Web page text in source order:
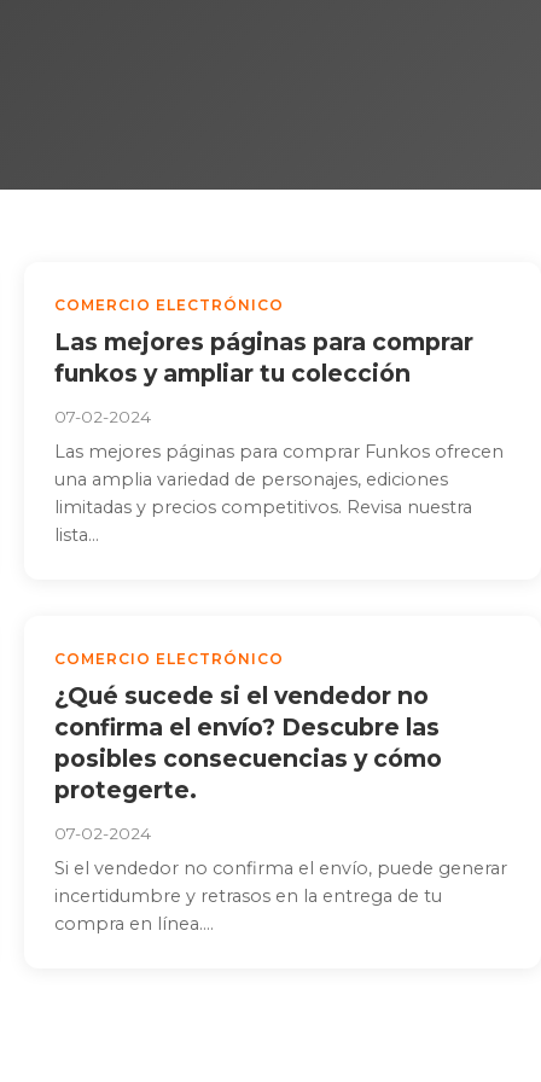
COMERCIO ELECTRÓNICO
Las mejores páginas para comprar
funkos y ampliar tu colección
07-02-2024
Las mejores páginas para comprar Funkos ofrecen
una amplia variedad de personajes, ediciones
limitadas y precios competitivos. Revisa nuestra
lista...
COMERCIO ELECTRÓNICO
¿Qué sucede si el vendedor no
confirma el envío? Descubre las
posibles consecuencias y cómo
protegerte.
07-02-2024
Si el vendedor no confirma el envío, puede generar
incertidumbre y retrasos en la entrega de tu
compra en línea....